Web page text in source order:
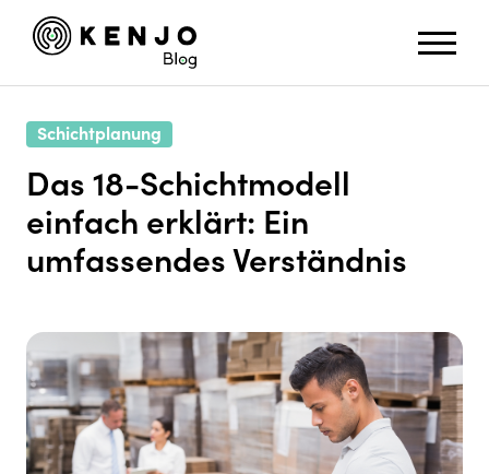
Schichtplanung
Das 18-Schichtmodell
einfach erklärt: Ein
umfassendes Verständnis